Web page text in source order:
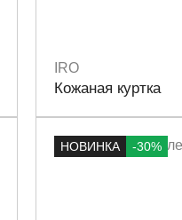
Размеры
IRO
Кожаная куртка
НОВИНКА -30%